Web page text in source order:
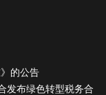
的公告
发布绿色转型税务合